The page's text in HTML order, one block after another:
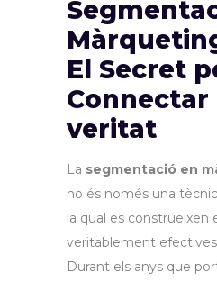
El Secret
Connectar
veritat
La segmentació en
no és només una
la qual es construeixen
veritablement
Durant els anys que